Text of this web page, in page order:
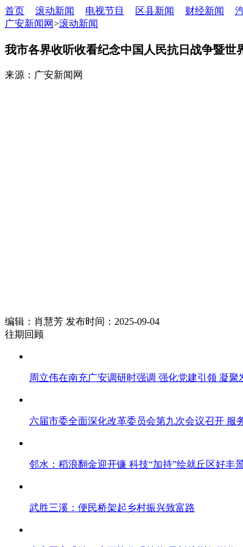
首页 滚动新闻 电视节目 区县新闻 财经新闻
广安新闻网>滚动新闻
我市各界收听收看纪念中国人民抗日战争暨世
来源：广安新闻网
编辑：肖慧芳 发布时间：2025-09-04
往期回顾
周立伟在南充广安调研时强调 强化党建引领 凝聚
六届市委全面深化改革委员会第九次会议召开
邻水：稻浪翻金迎开镰 科技“加持”绘就丘区好丰
武胜三溪：便民桥架起乡村振兴致富路